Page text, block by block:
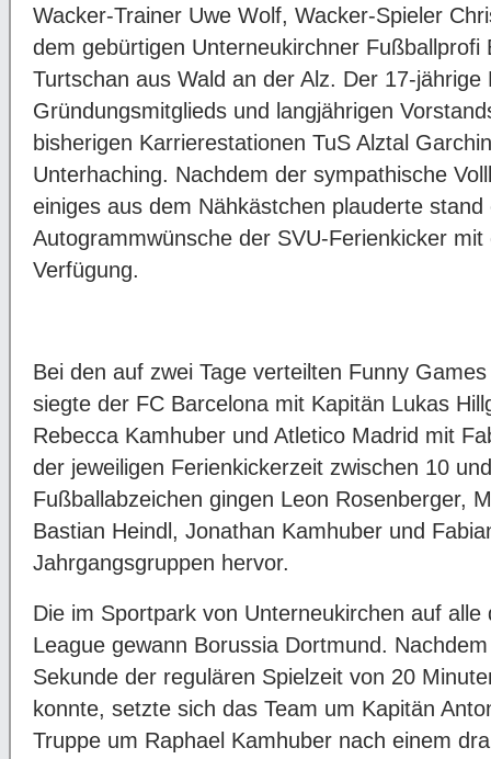
Wacker-Trainer Uwe Wolf, Wacker-Spieler
dem gebürtigen Unterneukirchner Fußballprofi
Turtschan aus Wald an der Alz. Der 17-jährige
Gründungsmitglieds und langjährigen
bisherigen Karrierestationen TuS Alztal
Unterhaching. Nachdem der sympathische
einiges aus dem Nähkästchen plauderte
Autogrammwünsche der SVU-Ferienkicker
Verfügung.
Bei den auf zwei Tage verteilten Funny
siegte der FC Barcelona mit Kapitän Lukas
Rebecca Kamhuber und Atletico Madrid mit
der jeweiligen Ferienkickerzeit zwischen 10
Fußballabzeichen gingen Leon Rosenberger,
Bastian Heindl, Jonathan Kamhuber und
Jahrgangsgruppen hervor.
Die im Sportpark von Unterneukirchen auf
League gewann Borussia Dortmund.
Sekunde der regulären Spielzeit von 20
konnte, setzte sich das Team um Kapitän
Truppe um Raphael Kamhuber nach einem